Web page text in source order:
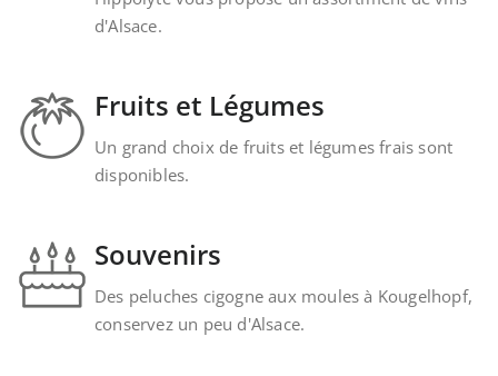
d'Alsace.
Fruits et Légumes
Un grand choix de fruits et légumes frais sont
disponibles.
Souvenirs
Des peluches cigogne aux moules à Kougelhopf,
conservez un peu d'Alsace.